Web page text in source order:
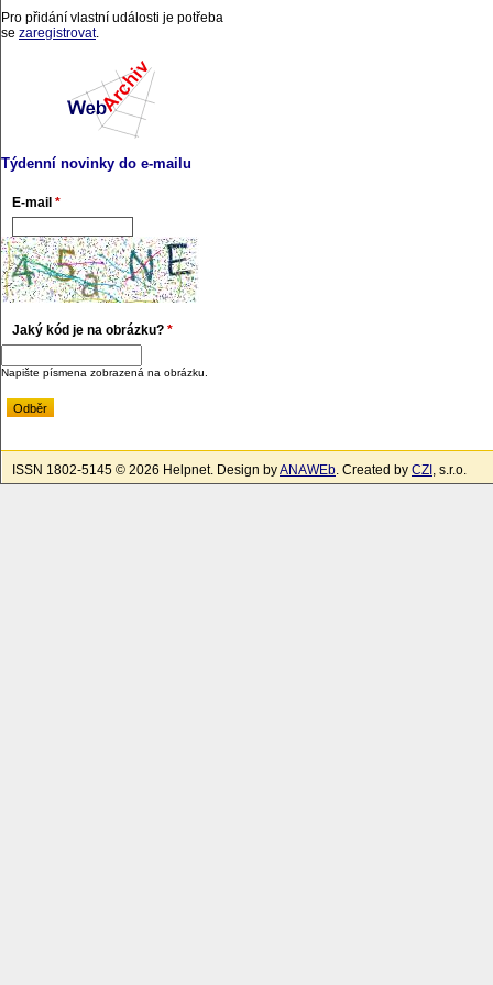
Pro přidání vlastní události je potřeba
se zaregistrovat.
Týdenní novinky do e-mailu
E-mail *
Jaký kód je na obrázku? *
Napište písmena zobrazená na obrázku.
ISSN 1802-5145 © 2026 Helpnet. Design byANAWEb. Created by CZI , s.r.o.